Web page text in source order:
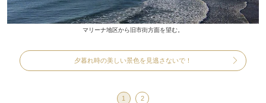
マリーナ地区から旧市街方面を望む。
夕暮れ時の美しい景色を見逃さないで！
1 2